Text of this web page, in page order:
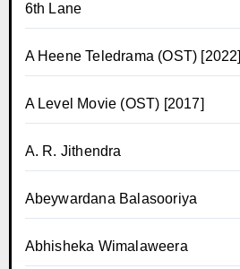
6th Lane
A Heene Teledrama (OST) [2022]
A Level Movie (OST) [2017]
A. R. Jithendra
Abeywardana Balasooriya
Abhisheka Wimalaweera